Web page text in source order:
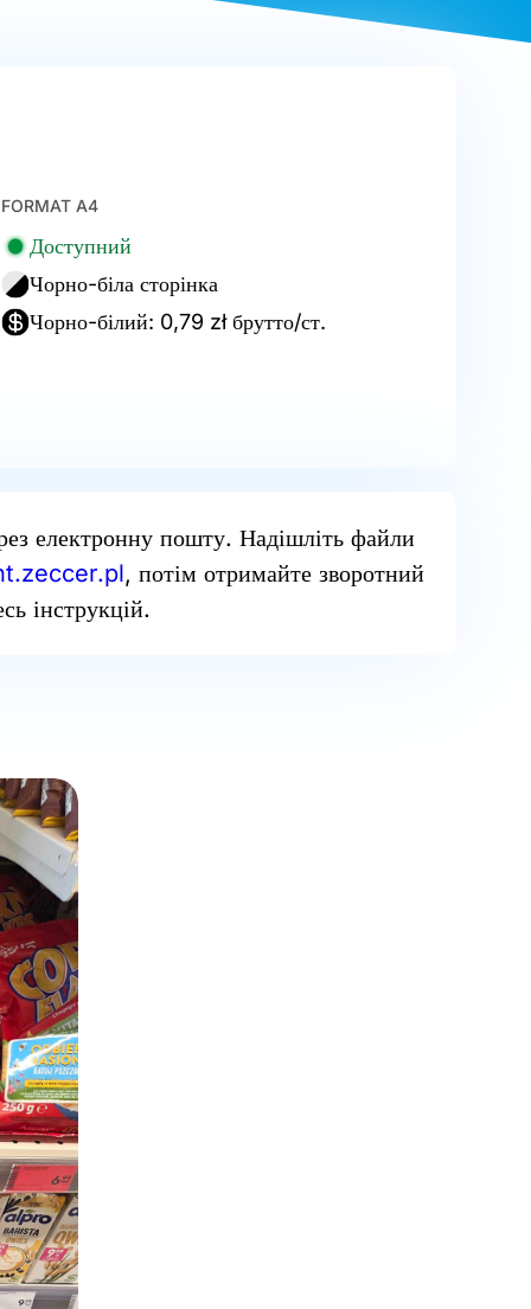
FORMAT A4
Доступний
Чорно-біла сторінка
Чорно-білий: 0,79 zł брутто/ст.
електронну пошту. Надішліть файли
, потім отримайте зворотний
інструкцій.